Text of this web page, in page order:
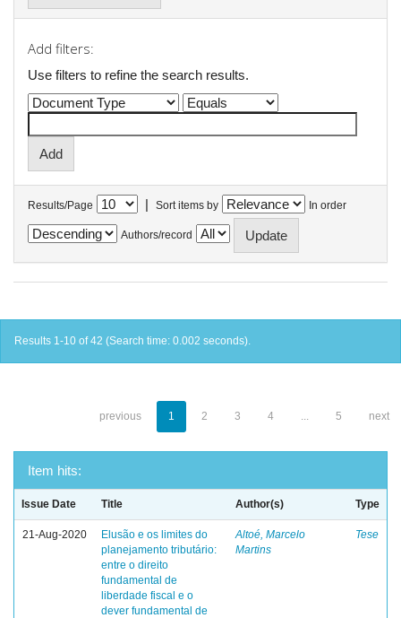
Add filters:
Use filters to refine the search results.
Results/Page | Sort items by In order
Authors/record
Results 1-10 of 42 (Search time: 0.002 seconds).
previous 1 2 3 4 ... 5 next
Item hits:
Issue Date Title Author(s) Type
21-Aug-2020
Elusão e os limites do
planejamento tributário:
entre o direito
fundamental de
liberdade fiscal e o
dever fundamental de
Altoé, Marcelo
Martins
Tese